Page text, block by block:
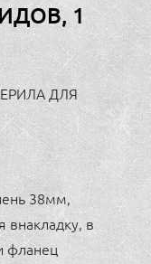
1
ДЛЯ
38мм,
внакладку, в
фланец